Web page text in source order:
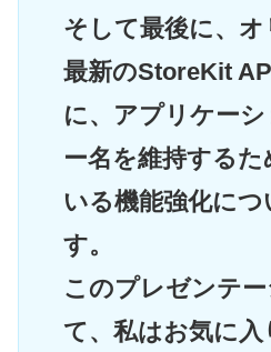
そして最後に、
最新のStoreKit
に、アプリケー
ー名を維持する
いる機能強化につ
す。
このプレゼンテ
て、私はお気に入